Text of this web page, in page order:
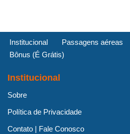
Institucional Passagens aéreas
Bônus (É Grátis)
Institucional
Sobre
Política de Privacidade
Contato | Fale Conosco